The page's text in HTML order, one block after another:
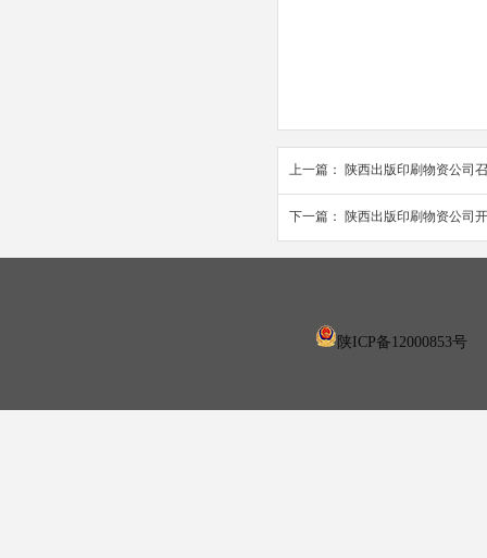
上一篇： 陕西出版印刷物资公司
下一篇： 陕西出版印刷物资公司
陕ICP备12000853号